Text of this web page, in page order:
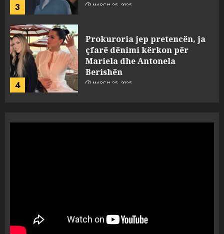
4 MARCH 25, 2025
5
“Ai që drejtonte makinën më
ngjau me Talo Çelën”,
dëshmia e Nuredin Dumanit
flet për PERSONAT që e
plagosën!
procedim penal për Koço
Kokëdhimën (VIDEO)